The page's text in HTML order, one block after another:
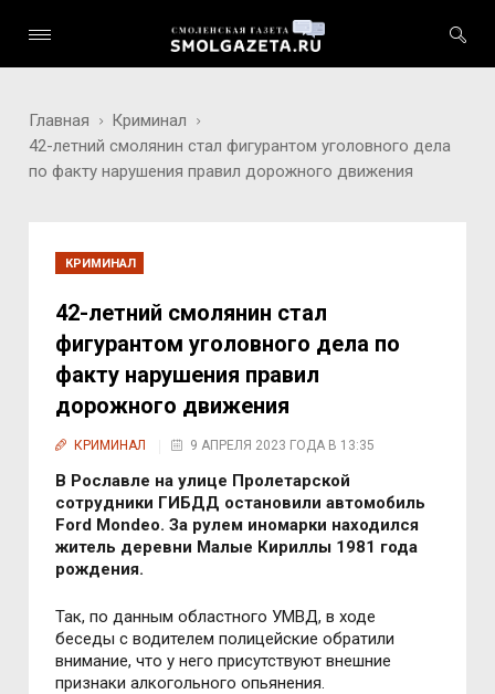
Главная
Криминал
42-летний смолянин стал фигурантом уголовного дела
по факту нарушения правил дорожного движения
КРИМИНАЛ
42-летний смолянин стал
фигурантом уголовного дела по
факту нарушения правил
дорожного движения
КРИМИНАЛ 9 АПРЕЛЯ 2023 ГОДА В 13:35
В Рославле на улице Пролетарской
сотрудники ГИБДД остановили автомобиль
Ford Mondeo. За рулем иномарки находился
житель деревни Малые Кириллы 1981 года
рождения.
Так, по данным областного УМВД, в ходе
беседы с водителем полицейские обратили
внимание, что у него присутствуют внешние
признаки алкогольного опьянения.